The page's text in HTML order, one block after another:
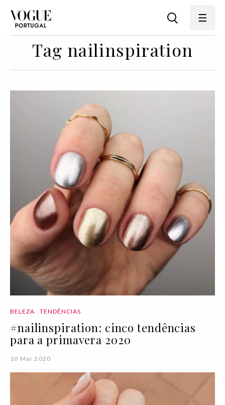
Tag nailinspiration
BELEZA TENDÊNCIAS
#nailinspiration: cinco tendências
para a primavera 2020
10 Mar 2020